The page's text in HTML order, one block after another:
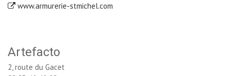
www.armurerie-stmichel.com
Artefacto
2, route du Gacet